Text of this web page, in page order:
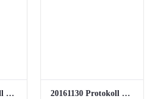
20170222 Protokoll 19. Steuerungskreis.pdf
20161130 Protokoll 18. Steuerungskreis.pdf